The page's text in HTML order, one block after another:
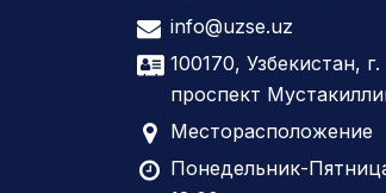
info@uzse.uz
100170, Узбекистан,
проспект
Месторасположение
Понедельник-